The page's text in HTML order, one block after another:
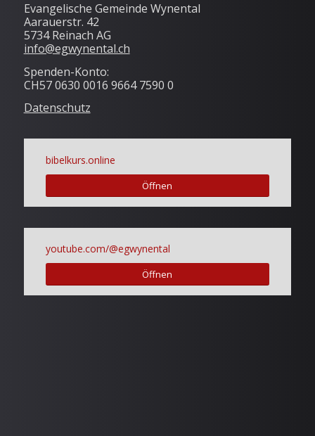
Evangelische Gemeinde Wynental
Aarauerstr. 42
5734 Reinach AG
info@egwynental.ch
Spenden-Konto:
CH57 0630 0016 9664 7590 0
Datenschutz
bibelkurs.online
Öffnen
youtube.com/@egwynental
Öffnen